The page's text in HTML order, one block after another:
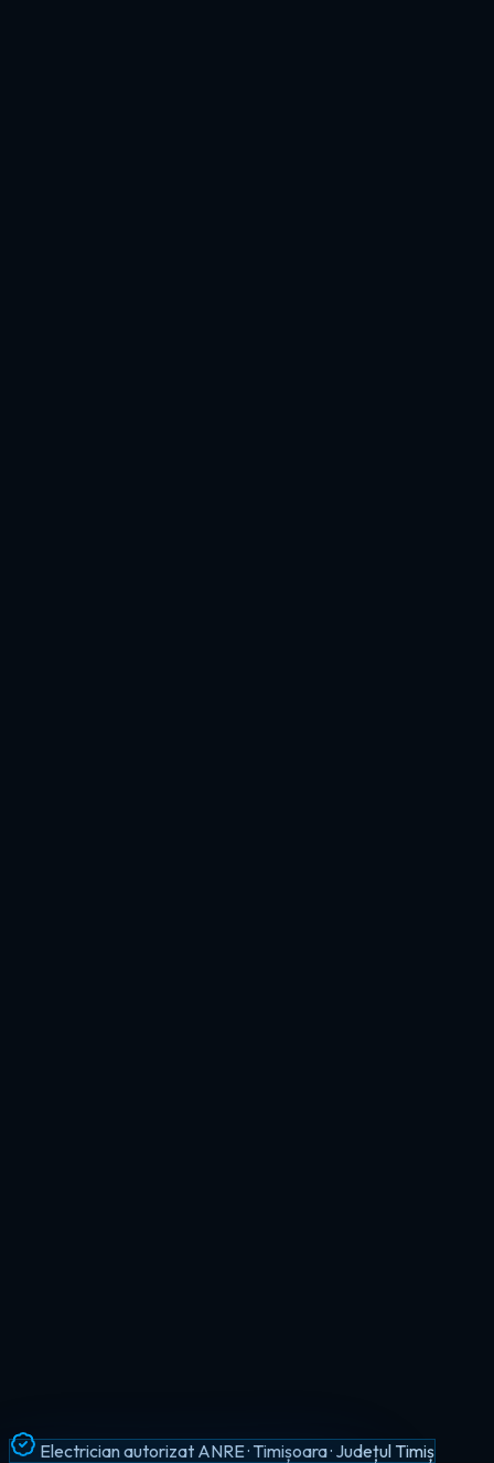
Intervenții Non-Stop · Urgențe Electrice · Timiș